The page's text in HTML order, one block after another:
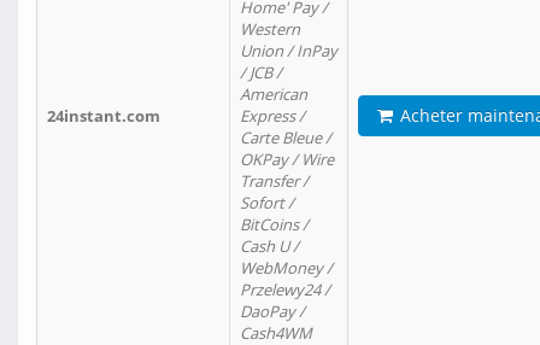
24instant.com
Home' Pay /
Western
Union / InPay
/ JCB /
American
Express /
Carte Bleue /
OKPay / Wire
Transfer /
Sofort /
BitCoins /
Cash U /
WebMoney /
Przelewy24 /
DaoPay /
Cash4WM
Acheter